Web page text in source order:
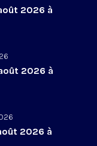
2026 à
2026 à
2026 à